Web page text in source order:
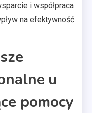
i współpraca
na efektywność
u
pomocy